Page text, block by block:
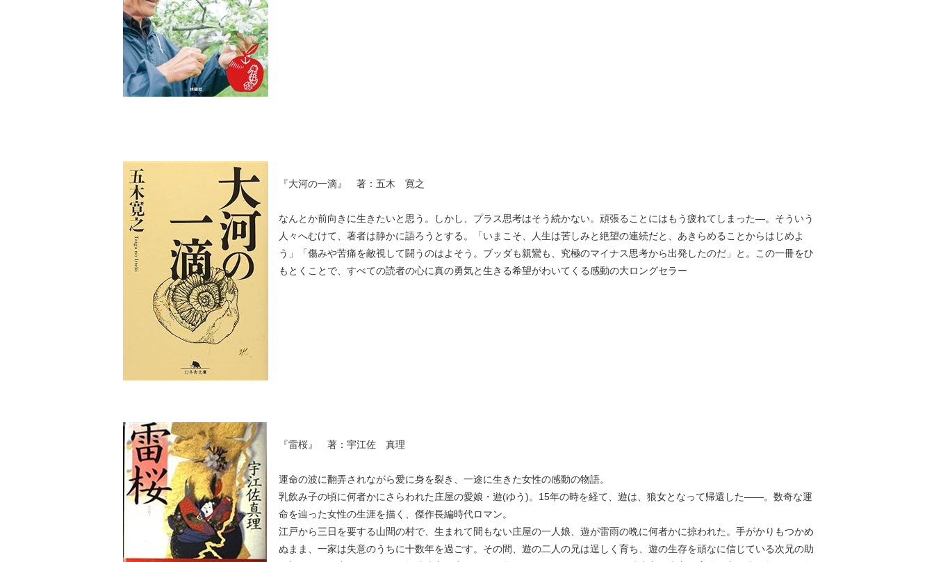
『大河の一滴』 著：五木 寛之
なんとか前向きに生きたいと思う。しかし、プラス思考はそう続かない。頑張ることにはもう疲れてしまった―。そういう
人々へむけて、著者は静かに語ろうとする。「いまこそ、人生は苦しみと絶望の連続だと、あきらめることからはじめよ
う」「傷みや苦痛を敵視して闘うのはよそう。ブッダも親鸞も、究極のマイナス思考から出発したのだ」と。この一冊をひ
もとくことで、すべての読者の心に真の勇気と生きる希望がわいてくる感動の大ロングセラー
『雷桜』 著：宇江佐 真理
運命の波に翻弄されながら愛に身を裂き、一途に生きた女性の感動の物語。
乳飲み子の頃に何者かにさらわれた庄屋の愛娘・遊(ゆう)。15年の時を経て、遊は、狼女となって帰還した――。数奇な運
命を辿った女性の生涯を描く、傑作長編時代ロマン。
江戸から三日を要する山間の村で、生まれて間もない庄屋の一人娘、遊が雷雨の晩に何者かに掠われた。手がかりもつかめ
ぬまま、一家は失意のうちに十数年を過ごす。その間、遊の二人の兄は逞しく育ち、遊の生存を頑なに信じている次兄の助